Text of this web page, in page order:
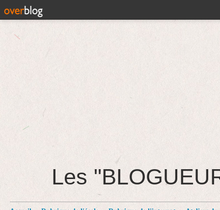
Les